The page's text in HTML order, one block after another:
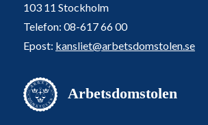
103 11 Stockholm
Telefon: 08-617 66 00
Epost: kansliet@arbetsdomstolen.se